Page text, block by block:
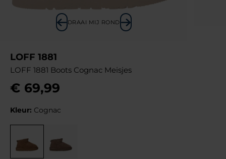
DRAAI MIJ ROND
LOFF 1881
LOFF 1881 Boots Cognac Meisjes
€ 69,99
Kleur: Cognac